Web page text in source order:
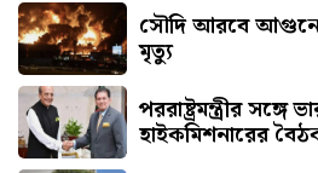
সৌদি আরবে আগুনে
মৃত্যু
পররাষ্ট্রমন্ত্রীর সঙ্গে
হাইকমিশনারের